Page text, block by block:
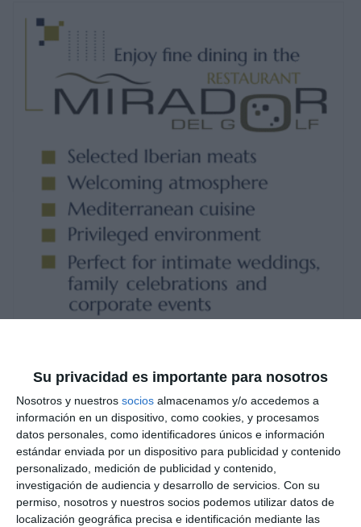
Su privacidad es importante para nosotros
Nosotros y nuestros socios almacenamos y/o accedemos a
información en un dispositivo, como cookies, y procesamos
datos personales, como identificadores únicos e información
estándar enviada por un dispositivo para publicidad y contenido
personalizado, medición de publicidad y contenido,
investigación de audiencia y desarrollo de servicios. Con su
permiso, nosotros y nuestros socios podemos utilizar datos de
localización geográfica precisa e identificación mediante las